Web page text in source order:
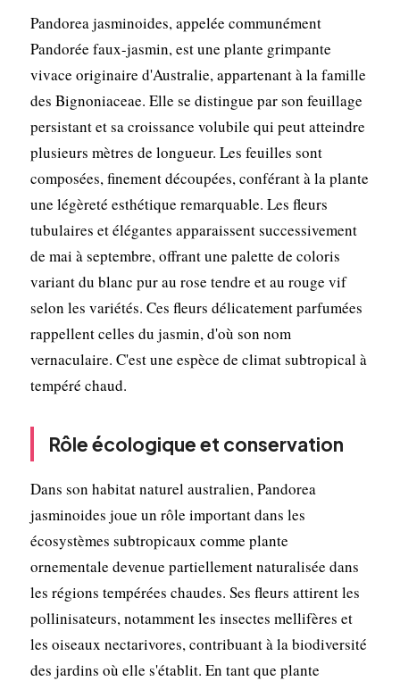
Pandorea jasminoides, appelée communément
Pandorée faux-jasmin, est une plante grimpante
vivace originaire d'Australie, appartenant à la famille
des Bignoniaceae. Elle se distingue par son feuillage
persistant et sa croissance volubile qui peut atteindre
plusieurs mètres de longueur. Les feuilles sont
composées, finement découpées, conférant à la plante
une légèreté esthétique remarquable. Les fleurs
tubulaires et élégantes apparaissent successivement
de mai à septembre, offrant une palette de coloris
variant du blanc pur au rose tendre et au rouge vif
selon les variétés. Ces fleurs délicatement parfumées
rappellent celles du jasmin, d'où son nom
vernaculaire. C'est une espèce de climat subtropical à
tempéré chaud.
Rôle écologique et conservation
Dans son habitat naturel australien, Pandorea
jasminoides joue un rôle important dans les
écosystèmes subtropicaux comme plante
ornementale devenue partiellement naturalisée dans
les régions tempérées chaudes. Ses fleurs attirent les
pollinisateurs, notamment les insectes mellifères et
les oiseaux nectarivores, contribuant à la biodiversité
des jardins où elle s'établit. En tant que plante